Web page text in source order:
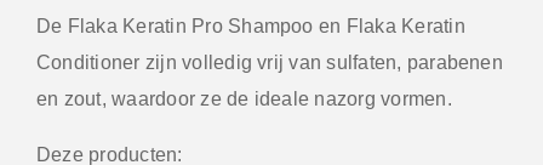
De Flaka Keratin Pro Shampoo en Flaka Keratin
Conditioner zijn volledig vrij van sulfaten, parabenen
en zout, waardoor ze de ideale nazorg vormen.
Deze producten: